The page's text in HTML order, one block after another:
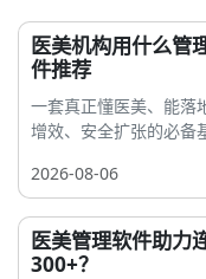
医美机构用什么管
件推荐
一套真正懂医美、能落
增效、安全扩张的必备
2026-08-06
医美管理软件助力
300+？